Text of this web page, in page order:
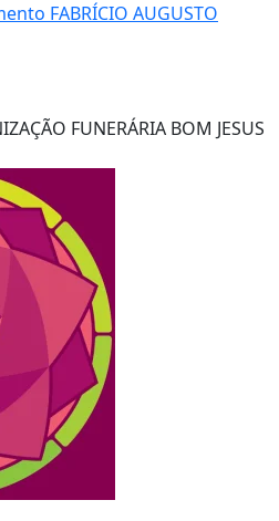
FABRÍCIO AUGUSTO
FUNERÁRIA BOM JESUS